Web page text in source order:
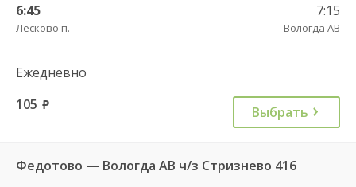
6:45
Лесково п.
7:15
Вологда АВ
Ежедневно
105 руб. Выбрать
Федотово — Вологда АВ ч/з Стризнево 416